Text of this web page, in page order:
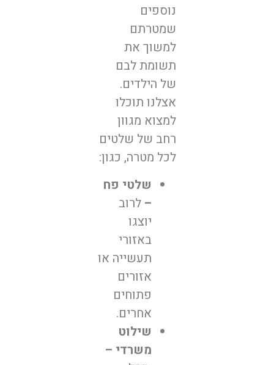
נוספים
שמטרתם
למשוך את
תשומת לבם
של הילדים.
אצלנו תוכלו
למצוא מגוון
רחב של שלטים
לכל מטרה, כגון:
שלטי פח
– לרוב
יוצגו
באזורי
תעשייה או
אזורים
פתוחים
אחרים.
שילוט
משרדי –